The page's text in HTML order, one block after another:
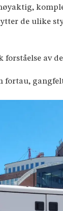
de ulike
forståelse av
fortau,